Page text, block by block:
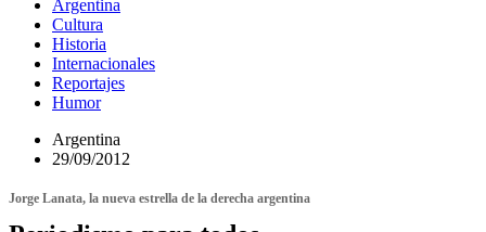
Argentina
Cultura
Historia
Internacionales
Reportajes
Humor
Argentina
29/09/2012
Jorge Lanata, la nueva estrella de la derecha argentina